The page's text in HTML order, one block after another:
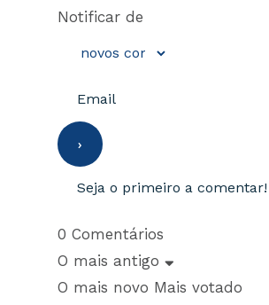
Notificar de
0 Comentários
O mais antigo
O mais novo Mais votado